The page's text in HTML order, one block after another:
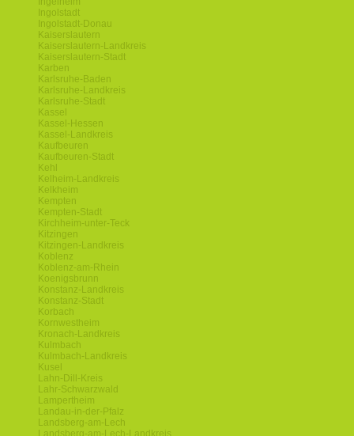
Ingolstadt
Ingolstadt-Donau
Kaiserslautern
Kaiserslautern-Landkreis
Kaiserslautern-Stadt
Karben
Karlsruhe-Baden
Karlsruhe-Landkreis
Karlsruhe-Stadt
Kassel
Kassel-Hessen
Kassel-Landkreis
Kaufbeuren
Kaufbeuren-Stadt
Kehl
Kelheim-Landkreis
Kelkheim
Kempten
Kempten-Stadt
Kirchheim-unter-Teck
Kitzingen
Kitzingen-Landkreis
Koblenz
Koblenz-am-Rhein
Koenigsbrunn
Konstanz-Landkreis
Konstanz-Stadt
Korbach
Kornwestheim
Kronach-Landkreis
Kulmbach
Kulmbach-Landkreis
Kusel
Lahn-Dill-Kreis
Lahr-Schwarzwald
Lampertheim
Landau-in-der-Pfalz
Landsberg-am-Lech
Landsberg-am-Lech-Landkreis